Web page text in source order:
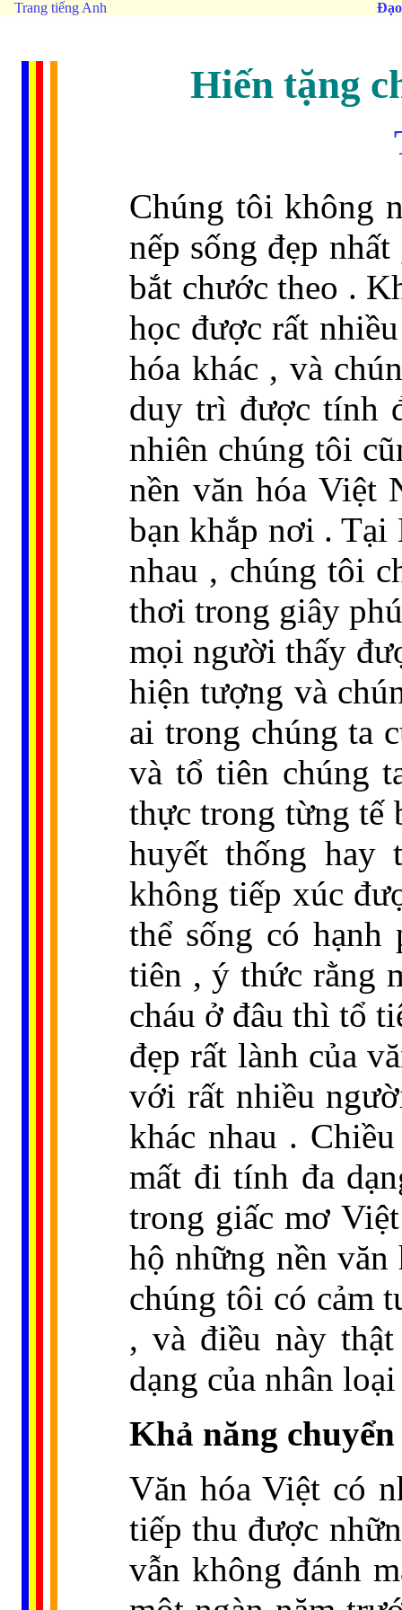
Trang tiếng Anh
Hiến tặng
Chúng tôi không
nếp sống đẹp
bắt chước theo .
học được rất
hóa khác , và
duy trì được tính
nhiên chúng tôi
nền văn hóa Việt
bạn khắp nơi .
nhau , chúng tôi
thơi trong giây
mọi người thấy
hiện tượng và
ai trong chúng ta
và tổ tiên chúng
thực trong từng tế
huyết thống
không tiếp xúc
thể sống có
tiên , ý thức rằng
cháu ở đâu thì tổ
đẹp rất lành của
với rất nhiều
khác nhau .
mất đi tính đa
trong giấc mơ
hộ những nền
chúng tôi có cảm
, và điều này
dạng của nhân
Khả năng
Văn hóa Việt có
tiếp thu được
vẫn không đánh